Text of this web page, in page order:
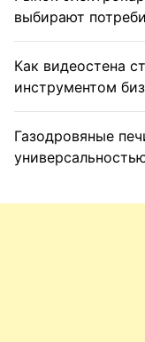
выбирают
Как видеостена
инструментом
Газодровяные